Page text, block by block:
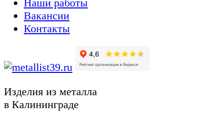
Наши работы
Вакансии
Контакты
Изделия из металла
в Калининграде